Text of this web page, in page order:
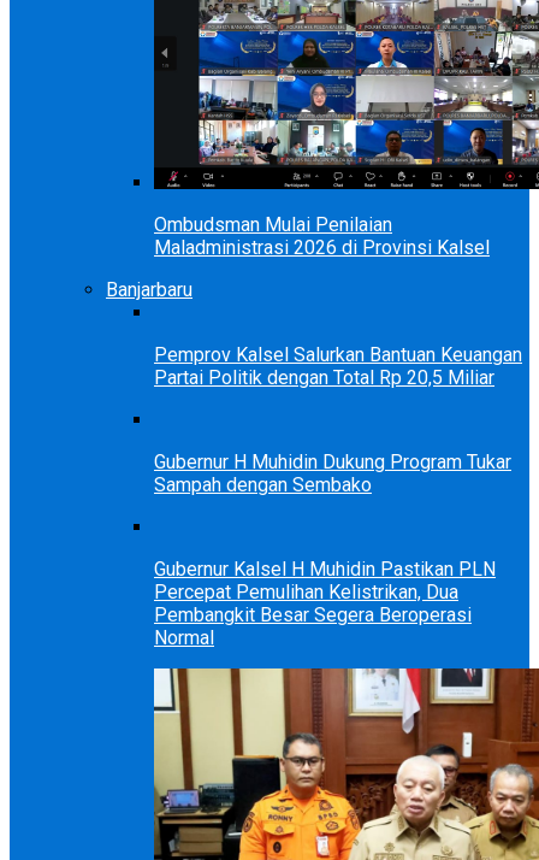
Ombudsman Mulai Penilaian
Maladministrasi 2026 di Provinsi Kalsel
Banjarbaru
Pemprov Kalsel Salurkan Bantuan Keuangan
Partai Politik dengan Total Rp 20,5 Miliar
Gubernur H Muhidin Dukung Program Tukar
Sampah dengan Sembako
Gubernur Kalsel H Muhidin Pastikan PLN
Percepat Pemulihan Kelistrikan, Dua
Pembangkit Besar Segera Beroperasi
Normal